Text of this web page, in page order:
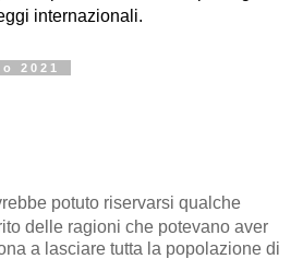
internazionali.
2021
potuto riservarsi qualche
delle ragioni che potevano aver
a lasciare tutta la popolazione di